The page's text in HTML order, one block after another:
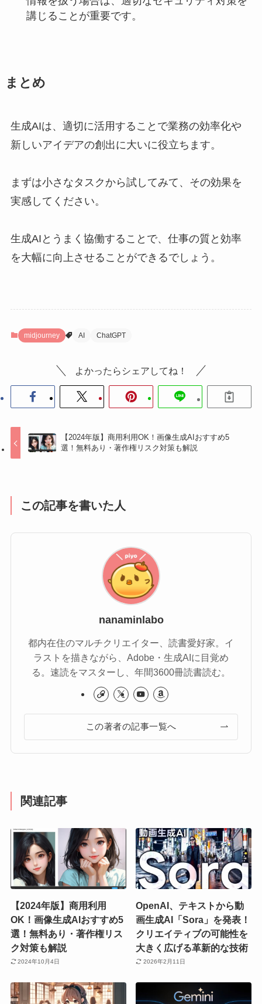
講じることが重要です。
まとめ
生成AIは、適切に活用することで業務の効率化や
新しいアイデアの創出に大いに役立ちます。
まずは小さなタスクから試してみて、その効果を
実感してください。
生成AIとうまく協働することで、仕事の質と効率
を大幅に向上させることができるでしょう。
midjourney AI ChatGPT
よかったらシェアしてね！
【2024年版】商用利用OK！画像生成AIおすすめ5
選！無料あり・著作権リスク対策も解説
この記事を書いた人
nanaminlabo
都内在住のマルチクリエイター、読書愛好家。イ
ラストを描きながら、Adobe・生成AIに目覚め
る。速読をマスターし、年間3600冊読書読む。
この著者の記事一覧へ
関連記事
【2024年版】商用利用
OK！画像生成AIおすすめ5
選！無料あり・著作権リス
ク対策も解説
2024年10月4日
OpenAI、テキストから動
画生成AI「Sora」を発表！
クリエイティブの可能性を
大きく広げる革新的な技術
2026年2月11日